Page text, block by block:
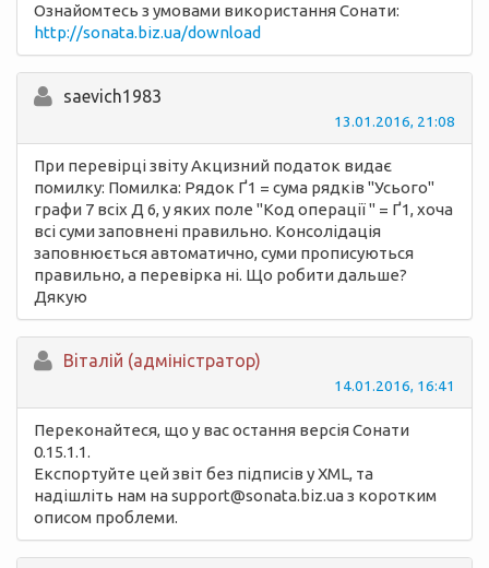
Ознайомтесь з умовами використання Сонати:
http://sonata.biz.ua/download
saevich1983
13.01.2016, 21:08
При перевірці звіту Акцизний податок видає
помилку: Помилка: Рядок Ґ1 = сума рядків "Усього"
графи 7 всіх Д 6, у яких поле "Код операції " = Ґ1, хоча
всі суми заповнені правильно. Консолідація
заповнюється автоматично, суми прописуються
правильно, а перевірка ні. Що робити дальше?
Дякую
Вiталій (адміністратор)
14.01.2016, 16:41
Переконайтеся, що у вас остання версія Сонати
0.15.1.1.
Експортуйте цей звіт без підписів у XML, та
надішліть нам на support@sonata.biz.ua з коротким
описом проблеми.